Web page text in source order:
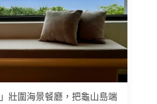
壯圍海景餐廳，把龜山島端